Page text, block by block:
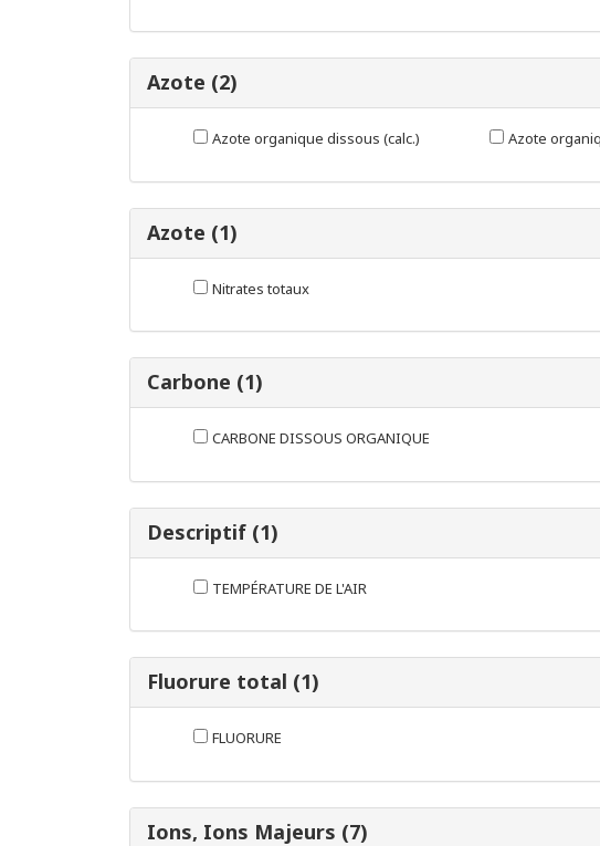
Azote (2)
Azote organique dissous (calc.) Azote
Azote (1)
Nitrates totaux
Carbone (1)
CARBONE DISSOUS ORGANIQUE
Descriptif (1)
TEMPÉRATURE DE L'AIR
Fluorure total (1)
FLUORURE
Ions, Ions Majeurs (7)